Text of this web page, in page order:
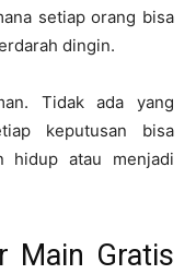
setiap orang bisa
dingin.
Tidak ada yang
keputusan bisa
hidup atau menjadi
Main Gratis